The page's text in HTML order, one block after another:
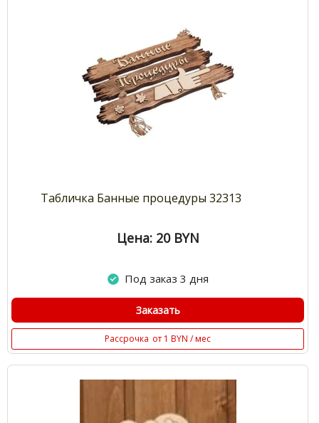
Табличка Банные процедуры 32313
Цена: 20 BYN
Под заказ 3 дня
Заказать
Рассрочка от 1 BYN / мес